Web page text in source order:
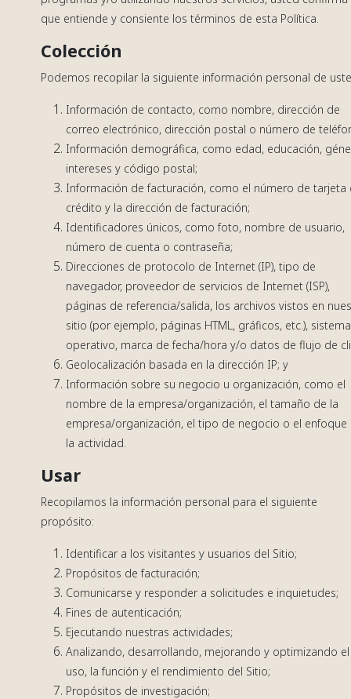
que entiende y consiente los términos de esta Política.
Colección
Podemos recopilar la siguiente información personal de
Información de contacto, como nombre, dirección de
correo electrónico, dirección postal o número de
Información demográfica, como edad, educación,
intereses y código postal;
Información de facturación, como el número de tarjeta
crédito y la dirección de facturación;
Identificadores únicos, como foto, nombre de usuario,
número de cuenta o contraseña;
Direcciones de protocolo de Internet (IP), tipo de
navegador, proveedor de servicios de Internet (ISP),
páginas de referencia/salida, los archivos vistos en
sitio (por ejemplo, páginas HTML, gráficos, etc.), sistema
operativo, marca de fecha/hora y/o datos de flujo de
Geolocalización basada en la dirección IP; y
Información sobre su negocio u organización, como el
nombre de la empresa/organización, el tamaño de la
empresa/organización, el tipo de negocio o el enfoque
la actividad.
Usar
Recopilamos la información personal para el siguiente
propósito:
Identificar a los visitantes y usuarios del Sitio;
Propósitos de facturación;
Comunicarse y responder a solicitudes e inquietudes;
Fines de autenticación;
Ejecutando nuestras actividades;
Analizando, desarrollando, mejorando y optimizando el
uso, la función y el rendimiento del Sitio;
Propósitos de investigación;